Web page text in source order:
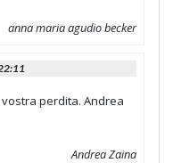
anna maria agudio becker
perdita. Andrea
Andrea Zaina